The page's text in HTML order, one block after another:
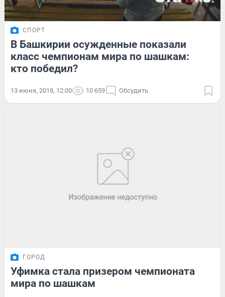
СПОРТ
В Башкирии осужденные показали
класс чемпионам мира по шашкам:
кто победил?
13 июня, 2018, 12:00 10 659 Обсудить
ГОРОД
Уфимка стала призером чемпионата
мира по шашкам